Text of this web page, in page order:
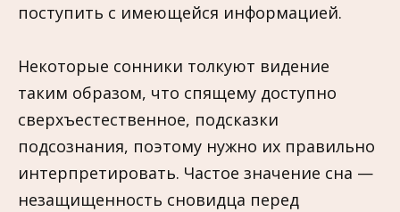
поступить с имеющейся информацией.
Некоторые сонники толкуют видение
таким образом, что спящему доступно
сверхъестественное, подсказки
подсознания, поэтому нужно их правильно
интерпретировать. Частое значение сна —
незащищенность сновидца перед